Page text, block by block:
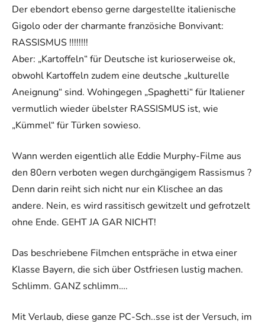
Der ebendort ebenso gerne dargestellte italienische
Gigolo oder der charmante französiche Bonvivant:
RASSISMUS !!!!!!!!
Aber: „Kartoffeln“ für Deutsche ist kurioserweise ok,
obwohl Kartoffeln zudem eine deutsche „kulturelle
Aneignung“ sind. Wohingegen „Spaghetti“ für Italiener
vermutlich wieder übelster RASSISMUS ist, wie
„Kümmel“ für Türken sowieso.
Wann werden eigentlich alle Eddie Murphy-Filme aus
den 80ern verboten wegen durchgängigem Rassismus ?
Denn darin reiht sich nicht nur ein Klischee an das
andere. Nein, es wird rassitisch gewitzelt und gefrotzelt
ohne Ende. GEHT JA GAR NICHT!
Das beschriebene Filmchen entspräche in etwa einer
Klasse Bayern, die sich über Ostfriesen lustig machen.
Schlimm. GANZ schlimm….
Mit Verlaub, diese ganze PC-Sch..sse ist der Versuch, im